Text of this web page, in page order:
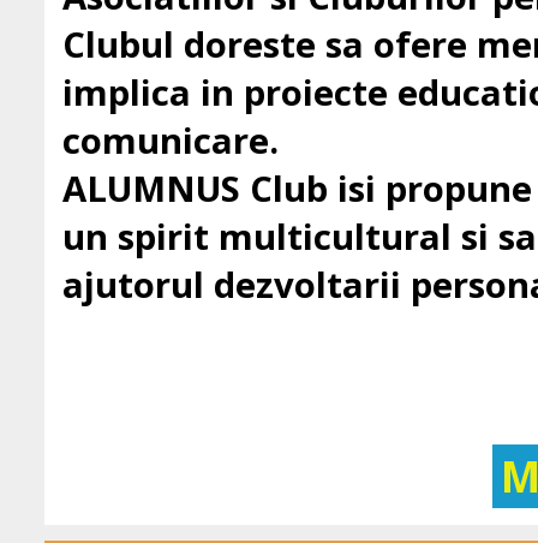
Clubul doreste sa ofere
implica in proiecte
comunicare.
ALUMNUS Club isi
un spirit multicultural si
ajutorul dezvoltarii